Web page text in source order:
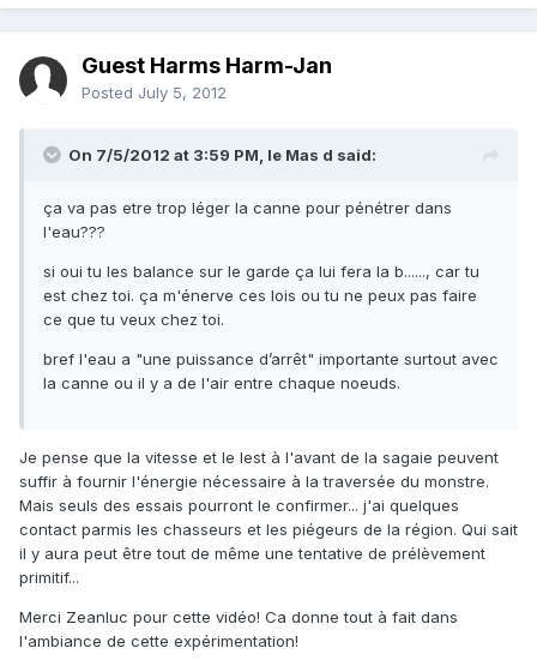
Guest Harms Harm-Jan
Posted July 5, 2012
On 7/5/2012 at 3:59 PM, le Mas d said:
ça va pas etre trop léger la canne pour pénétrer dans
l'eau???
si oui tu les balance sur le garde ça lui fera la b......, car tu
est chez toi. ça m'énerve ces lois ou tu ne peux pas faire
ce que tu veux chez toi.
bref l'eau a "une puissance d’arrêt" importante surtout avec
la canne ou il y a de l'air entre chaque noeuds.
Je pense que la vitesse et le lest à l'avant de la sagaie peuvent
suffir à fournir l'énergie nécessaire à la traversée du monstre.
Mais seuls des essais pourront le confirmer... j'ai quelques
contact parmis les chasseurs et les piégeurs de la région. Qui sait
il y aura peut être tout de même une tentative de prélèvement
primitif...
Merci Zeanluc pour cette vidéo! Ca donne tout à fait dans
l'ambiance de cette expérimentation!